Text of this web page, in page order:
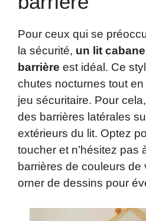
Pour ceux qui se
la sécurité, un lit
barrière est idéal. Ce
chutes nocturnes tout
jeu sécuritaire. Pour
des barrières latérales
extérieurs du lit. Optez
toucher et n’hésitez pas
barrières de couleurs de
orner de dessins pour